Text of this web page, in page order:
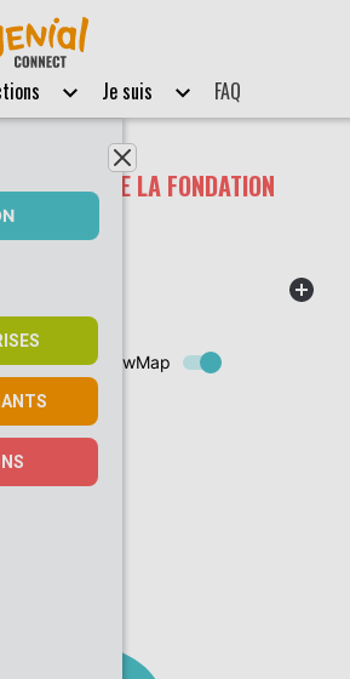
Je suis FAQ
Fermer le menu
DIGITAUX DE LA FONDATION